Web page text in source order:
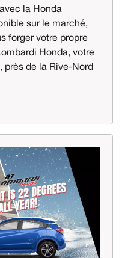
la Honda
sur le marché,
forger votre propre
Honda, votre
près de la Rive-Nord